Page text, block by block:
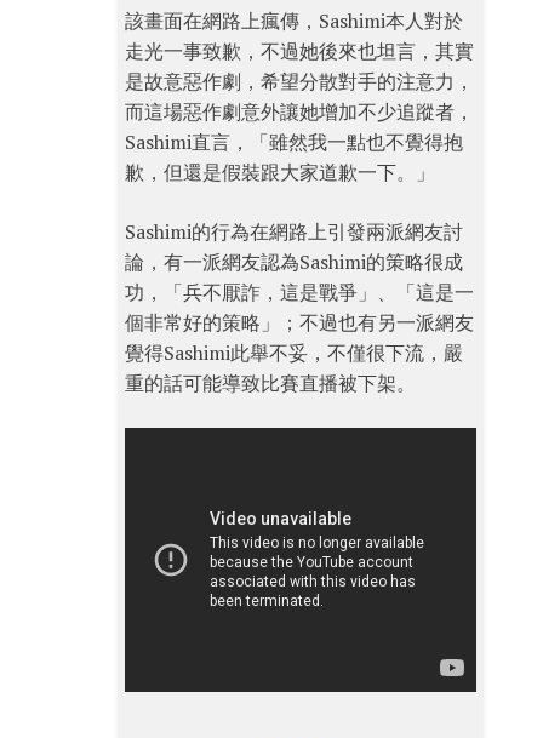
該畫面在網路上瘋傳，Sashimi本人對於
走光一事致歉，不過她後來也坦言，其實
是故意惡作劇，希望分散對手的注意力，
而這場惡作劇意外讓她增加不少追蹤者，
Sashimi直言，「雖然我一點也不覺得抱
歉，但還是假裝跟大家道歉一下。」
Sashimi的行為在網路上引發兩派網友討
論，有一派網友認為Sashimi的策略很成
功，「兵不厭詐，這是戰爭」、「這是一
個非常好的策略」；不過也有另一派網友
覺得Sashimi此舉不妥，不僅很下流，嚴
重的話可能導致比賽直播被下架。